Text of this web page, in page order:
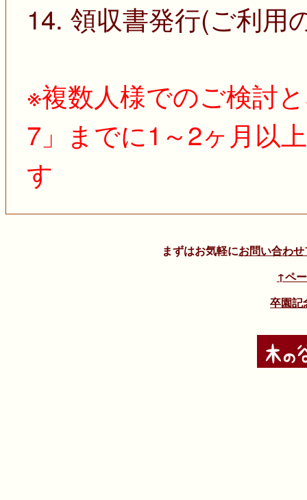
14. 領収書発行(ご利用
※複数人様でのご検討
7」までに1～2ヶ月以
す
まずはお気軽にお問い合わ
↑ペ
卒園記